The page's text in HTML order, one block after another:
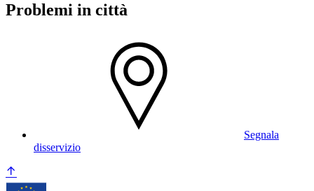
Problemi in città
Segnala
disservizio